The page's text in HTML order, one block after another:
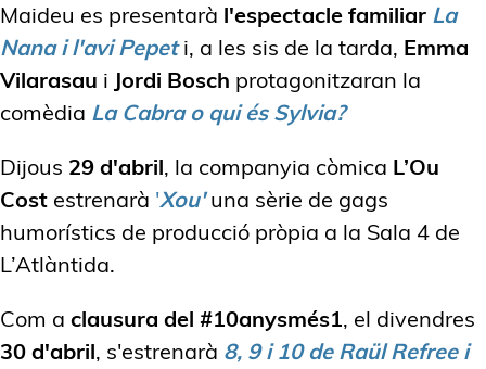
Maideu es presentarà l'espectacle familiar La
Nana i l'avi Pepeti, a les sis de la tarda, Emma
Vilarasau i Jordi Bosch protagonitzaran la
comèdia La Cabra o qui és Sylvia?
Dijous 29 d'abril, la companyia còmica L’Ou
Cost estrenarà 'Xou'una sèrie de gags
humorístics de producció pròpia a la Sala 4 de
L’Atlàntida.
Com a clausura del #10anysmés1, el divendres
30 d'abril, s'estrenarà 8, 9 i 10 de Raül Refree i